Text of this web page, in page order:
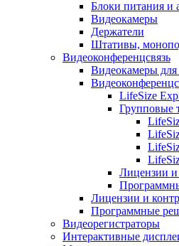
Блоки питания и
Видеокамеры
Держатели
Штативы,
Видеоконференцсвязь
Видеокамеры
LifeSize
Групповые
Лицензии и
Лицензии и
Программные
Видеорегистраторы
Интерактивные